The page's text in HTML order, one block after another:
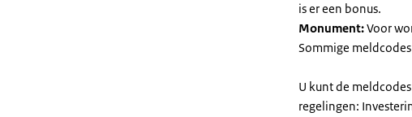
is er een bonus.
Monument:Voor
Sommige
U kunt de
regelingen: